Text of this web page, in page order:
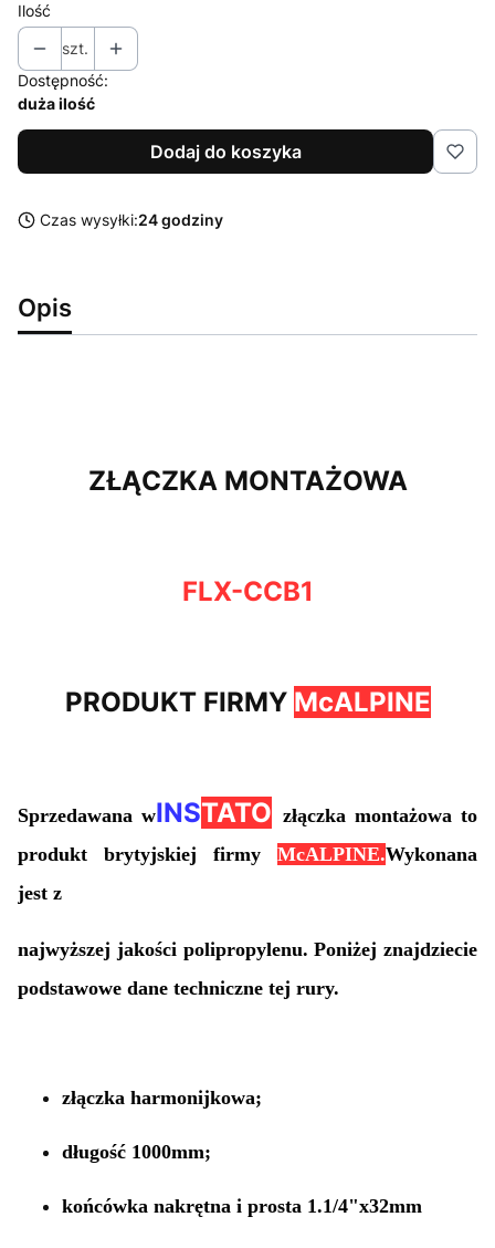
Ilość
szt.
Dostępność:
duża ilość
Dodaj do koszyka
Czas wysyłki:24 godziny
Opis
ZŁĄCZKA MONTAŻOWA
FLX-CCB1
PRODUKT FIRMY McALPINE
Sprzedawana wINSTATO złączka montażowa to
produkt brytyjskiej firmy McALPINE.Wykonana
jest z
najwyższej jakości polipropylenu. Poniżej znajdziecie
podstawowe dane techniczne tej rury.
złączka harmonijkowa;
długość 1000mm;
końcówka nakrętna i prosta 1.1/4"x32mm